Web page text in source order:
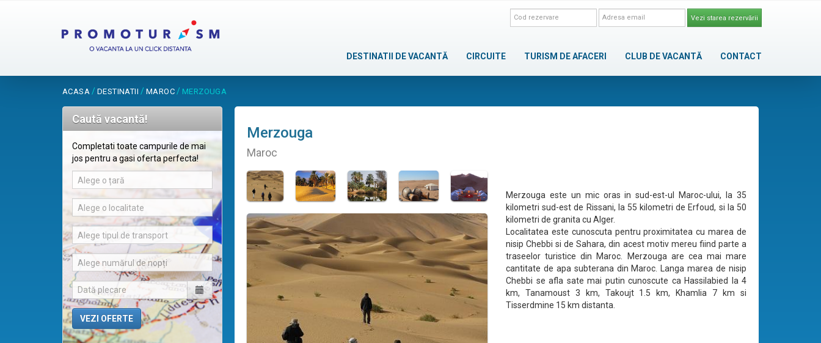
Vezi starea rezervării
DESTINATII DE VACANTĂ CIRCUITE TURISM DE AFACERI CLUB DE VACANTĂ CONTACT
ACASA / DESTINATII / MAROC / MERZOUGA
Caută vacantă!
Completati toate campurile de mai
jos pentru a gasi oferta perfecta!
Alege o țară
Alege o localitate
Alege tipul de transport
Alege numărul de nopți
Merzouga
Maroc
Merzouga este un mic oras in sud-est-ul Maroc-ului, la 35
kilometri sud-est de Rissani, la 55 kilometri de Erfoud, si la 50
kilometri de granita cu Alger.
Localitatea este cunoscuta pentru proximitatea cu marea de
nisip Chebbi si de Sahara, din acest motiv mereu fiind parte a
traseelor turistice din Maroc. Merzouga are cea mai mare
cantitate de apa subterana din Maroc. Langa marea de nisip
Chebbi se afla sate mai putin cunoscute ca Hassilabied la 4
km, Tanamoust 3 km, Takoujt 1.5 km, Khamlia 7 km si
Tisserdmine 15 km distanta.